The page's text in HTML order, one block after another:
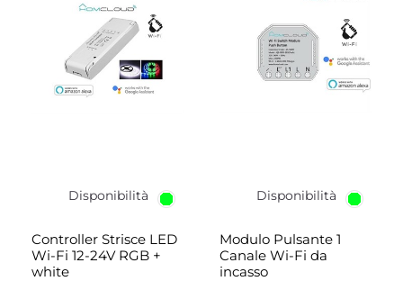
Disponibilità
Controller Strisce LED
Wi-Fi 12-24V RGB +
white
Disponibilità
Modulo Pulsante 1
Canale Wi-Fi da
incasso